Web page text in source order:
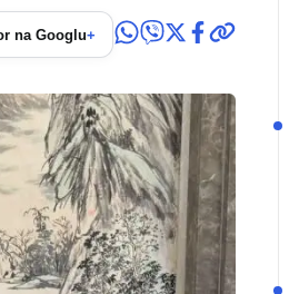
na Googlu+